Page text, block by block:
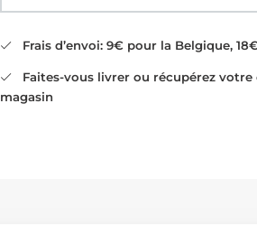
Frais d’envoi: 9€ pour la Belgique,
Faites-vous livrer ou récupérez votre
magasin